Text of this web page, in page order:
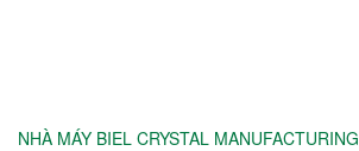
NHÀ MÁY BIEL CRYSTAL MANUFACTURING